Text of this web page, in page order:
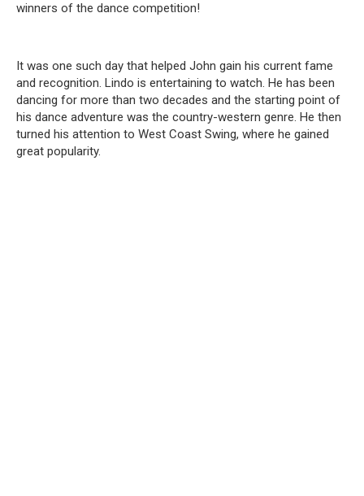
winners of the dance competition!
It was one such day that helped John gain his current fame
and recognition. Lindo is entertaining to watch. He has been
dancing for more than two decades and the starting point of
his dance adventure was the country-western genre. He then
turned his attention to West Coast Swing, where he gained
great popularity.